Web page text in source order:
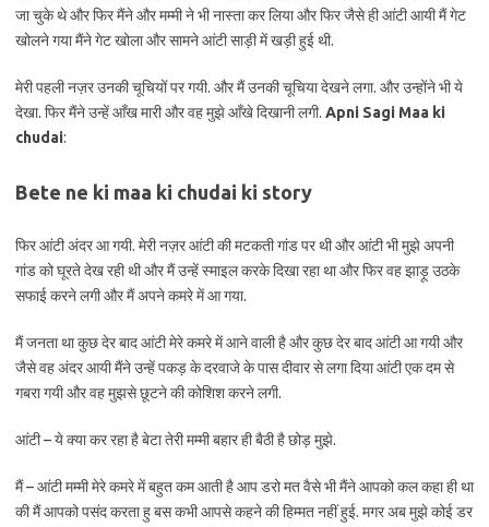
जा चुके थे और फिर मैंने और मम्मी ने भी नास्ता कर लिया और फिर जैसे ही आंटी आयी मैं गेट
खोलने गया मैंने गेट खोला और सामने आंटी साड़ी में खड़ी हुई थी.
मेरी पहली नज़र उनकी चूचियों पर गयी. और मैं उनकी चूचिया देखने लगा. और उन्होंने भी ये
देखा. फिर मैंने उन्हें आँख मारी और वह मुझे आँखे दिखानी लगी. Apni Sagi Maa ki
chudai:
Bete ne ki maa ki chudai ki story
फिर आंटी अंदर आ गयी. मेरी नज़र आंटी की मटकती गांड पर थी और आंटी भी मुझे अपनी
गांड को घूरते देख रही थी और मैं उन्हें स्माइल करके दिखा रहा था और फिर वह झाड़ू उठके
सफाई करने लगी और मैं अपने कमरे में आ गया.
मैं जनता था कुछ देर बाद आंटी मेरे कमरे में आने वाली है और कुछ देर बाद आंटी आ गयी और
जैसे वह अंदर आयी मैंने उन्हें पकड़ के दरवाजे के पास दीवार से लगा दिया आंटी एक दम से
गबरा गयी और वह मुझसे छूटने की कोशिश करने लगी.
आंटी – ये क्या कर रहा है बेटा तेरी मम्मी बहार ही बैठी है छोड़ मुझे.
मैं – आंटी मम्मी मेरे कमरे में बहुत कम आती है आप डरो मत वैसे भी मैंने आपको कल कहा ही था
की मैं आपको पसंद करता हु बस कभी आपसे कहने की हिम्मत नहीं हुई. मगर अब मुझे कोई डर